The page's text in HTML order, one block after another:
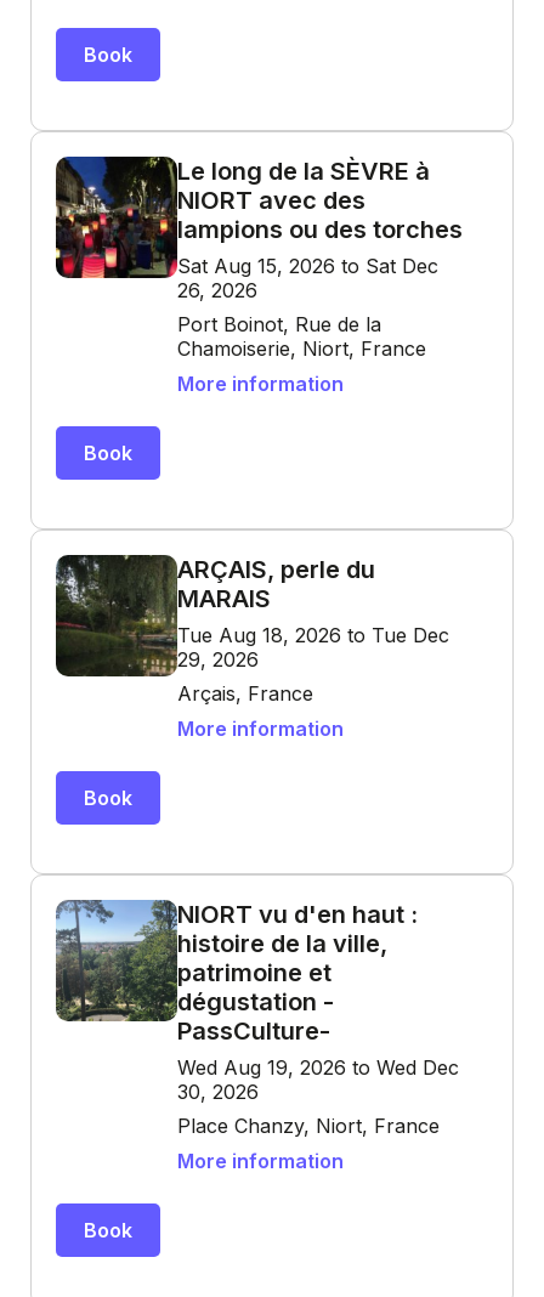
Book
Le long de la SÈVRE à
NIORT avec des
lampions ou des torches
Sat Aug 15, 2026 to Sat Dec
26, 2026
Port Boinot, Rue de la
Chamoiserie, Niort, France
More information
Book
ARÇAIS, perle du
MARAIS
Tue Aug 18, 2026 to Tue Dec
29, 2026
Arçais, France
More information
Book
NIORT vu d'en haut :
histoire de la ville,
patrimoine et
dégustation -
PassCulture-
Wed Aug 19, 2026 to Wed Dec
30, 2026
Place Chanzy, Niort, France
More information
Book